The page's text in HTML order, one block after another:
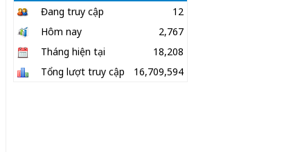
Đang truy cập
12
Hôm nay
2,767
Tháng hiện tại
18,208
Tổng lượt truy cập
16,709,594